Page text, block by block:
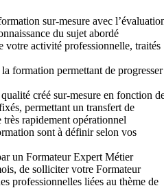
sur-mesure avec
du sujet abordé
votre activité professionnelle, traités
formation permettant de progresser
créé sur-mesure en fonction
permettant un transfert de
rapidement opérationnel
sont à définir selon vos
un Formateur Expert Métier
de solliciter votre Formateur
professionnelles liées au thème de